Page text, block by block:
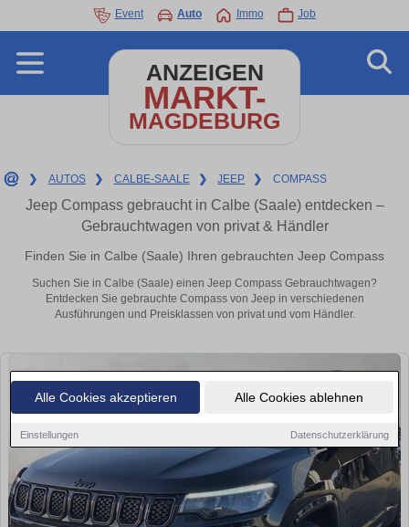
Alle Cookies akzeptieren Alle Cookies ablehnen
Einstellungen Datenschutzerklärung
Event Auto Immo Job
ANZEIGEN
MARKT-
MAGDEBURG
❯ AUTOS ❯ CALBE-SAALE ❯ JEEP ❯ COMPASS
Jeep Compass gebraucht in Calbe (Saale) entdecken –
Gebrauchtwagen von privat & Händler
Finden Sie in Calbe (Saale) Ihren gebrauchten Jeep Compass
Suchen Sie in Calbe (Saale) einen Jeep Compass Gebrauchtwagen?
Entdecken Sie gebrauchte Compass von Jeep in verschiedenen
Ausführungen und Preisklassen von privat und vom Händler.